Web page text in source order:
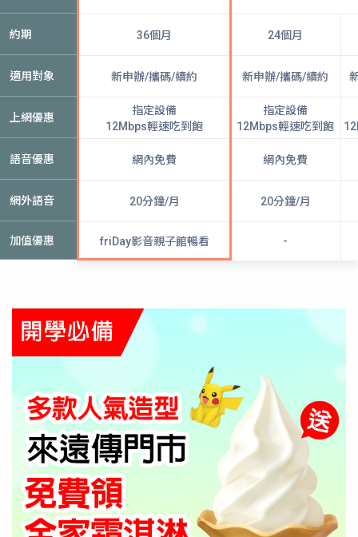
約期
適用對象
上網優惠
語音優惠
網外語音
加值優惠
36個月
新申辦/攜碼/續約
指定設備
12Mbps輕速吃到飽
網內免費
20分鐘/月
friDay影音親子館暢看
24個月
新申辦/攜碼/續約
指定設備
12Mbps輕速吃到飽
網內免費
20分鐘/月
-